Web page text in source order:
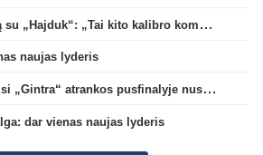
A. Skerla prieš dvikovą su „Hajduk“: „Tai kito kalibro komanda“
naujas lyderis
Persvaros neišsaugojusi „Gintra“ atrankos pusfinalyje nusileido Škotijos čempionėms
dar vienas naujas lyderis